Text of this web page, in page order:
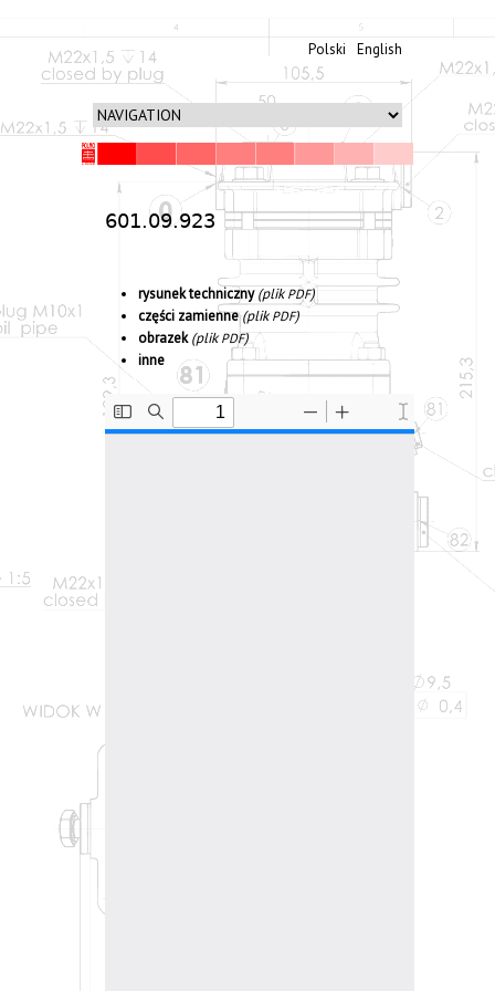
English
Polski
601.09.923
rysunek tech­niczny (plik PDF)
częś­ci zami­enne (plik PDF)
obrazek (plik PDF)
inne